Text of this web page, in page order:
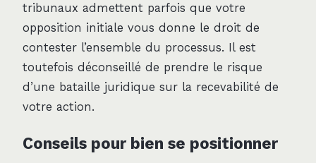
tribunaux admettent parfois que votre
opposition initiale vous donne le droit de
contester l’ensemble du processus. Il est
toutefois déconseillé de prendre le risque
d’une bataille juridique sur la recevabilité de
votre action.
Conseils pour bien se positionner